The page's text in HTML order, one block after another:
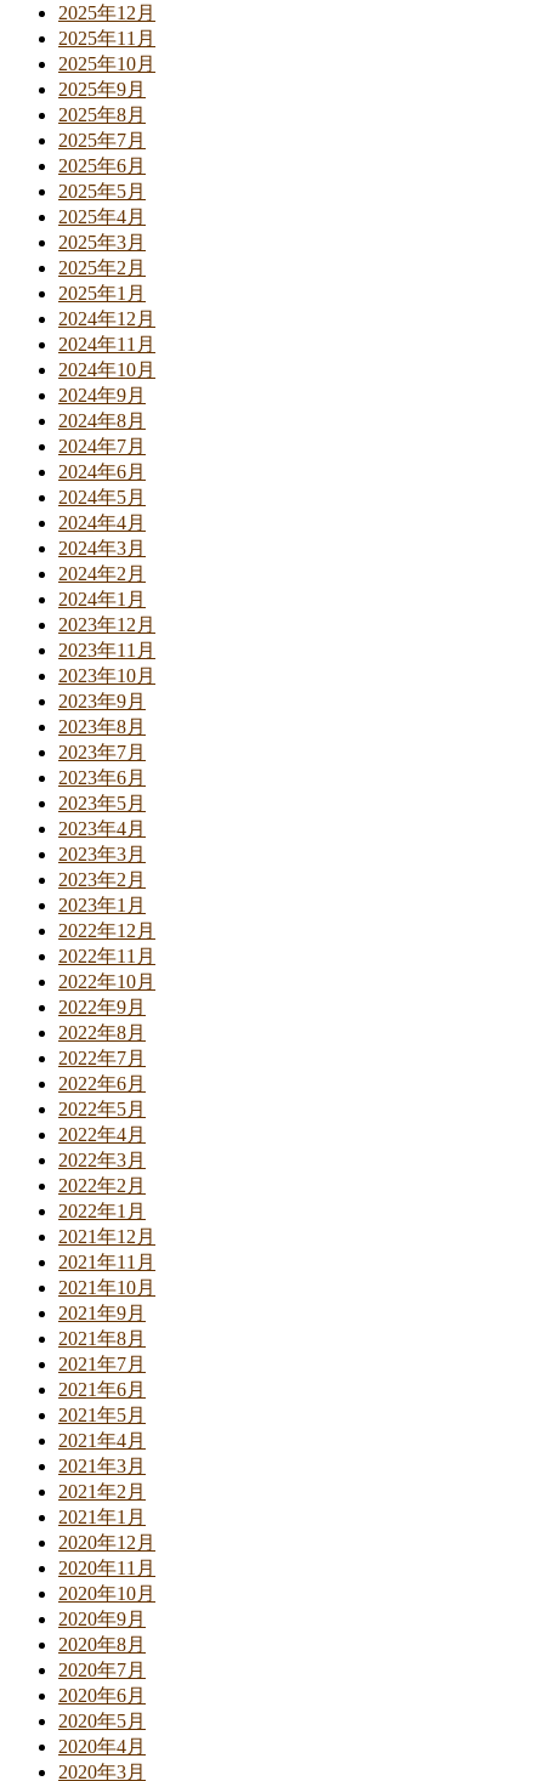
2025年12月
2025年11月
2025年10月
2025年9月
2025年8月
2025年7月
2025年6月
2025年5月
2025年4月
2025年3月
2025年2月
2025年1月
2024年12月
2024年11月
2024年10月
2024年9月
2024年8月
2024年7月
2024年6月
2024年5月
2024年4月
2024年3月
2024年2月
2024年1月
2023年12月
2023年11月
2023年10月
2023年9月
2023年8月
2023年7月
2023年6月
2023年5月
2023年4月
2023年3月
2023年2月
2023年1月
2022年12月
2022年11月
2022年10月
2022年9月
2022年8月
2022年7月
2022年6月
2022年5月
2022年4月
2022年3月
2022年2月
2022年1月
2021年12月
2021年11月
2021年10月
2021年9月
2021年8月
2021年7月
2021年6月
2021年5月
2021年4月
2021年3月
2021年2月
2021年1月
2020年12月
2020年11月
2020年10月
2020年9月
2020年8月
2020年7月
2020年6月
2020年5月
2020年4月
2020年3月